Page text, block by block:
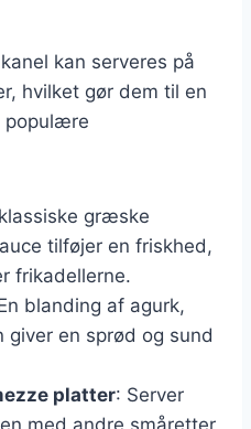
kan serveres på
hvilket gør dem til en
populære
græske
tilføjer en friskhed,
frikadellerne.
blanding af agurk,
giver en sprød og sund
platter: Server
med andre småretter